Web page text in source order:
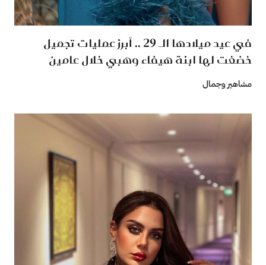
في عيد ميلادها الـ 29 .. أبرز عمليات تجميل
خضغت لها ابنة هيفاء وهبي خلال عامين
مشاهير وجمال